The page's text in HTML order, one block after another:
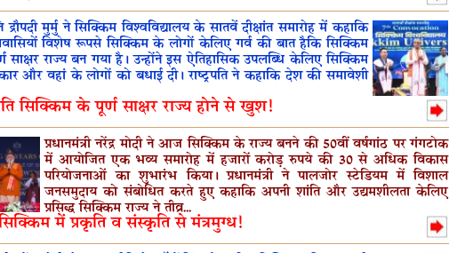
द्रौपदी मुर्मु ने सिक्किम विश्वविद्यालय के सातवें दीक्षांत समारोह में कहाकि
विशेष रूपसे सिक्किम के लोगों केलिए गर्व की बात हैकि सिक्किम
साक्षर राज्य बन गया है। उन्होंने इस ऐतिहासिक उपलब्धि केलिए सिक्किम
और वहां के लोगों को बधाई दी। राष्ट्रपति ने कहाकि देश की समावेशी
सिक्किम के पूर्ण साक्षर राज्य होने से खुश!
प्रधानमंत्री नरेंद्र मोदी ने आज सिक्किम के राज्य बनने की 50वीं वर्षगांठ पर गंगटोक
में आयोजित एक भव्य समारोह में हजारों करोड़ रुपये की 30 से अधिक विकास
परियोजनाओं का शुभारंभ किया। प्रधानमंत्री ने पालजोर स्टेडियम में विशाल
जनसमुदाय को संबोधित करते हुए कहाकि अपनी शांति और उद्यमशीलता केलिए
प्रसिद्ध सिक्किम राज्य ने तीव्र...
में प्रकृति व संस्कृति से मंत्रमुग्ध!